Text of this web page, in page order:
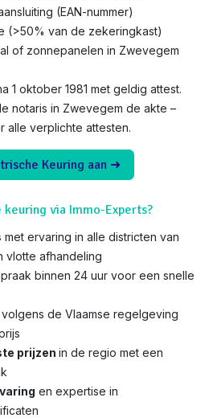
(EAN-nummer)
(>50% van de zekeringkast)
of zonnepanelen in Zwevegem
1 oktober 1981 met geldig attest.
notaris in Zwevegem de akte –
alle verplichte attesten.
Keuring aan ➜
via Immo-Experts?
met ervaring in alle districten van
vlotte afhandeling
binnen 24 uur voor een snelle
volgens de Vlaamse regelgeving
prijzen in de regio met een
en expertise in